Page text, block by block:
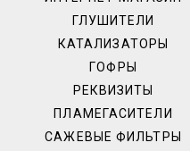
ГЛУШИТЕЛИ
КАТАЛИЗАТОРЫ
ГОФРЫ
РЕКВИЗИТЫ
ПЛАМЕГАСИТЕЛИ
САЖЕВЫЕ ФИЛЬТРЫ